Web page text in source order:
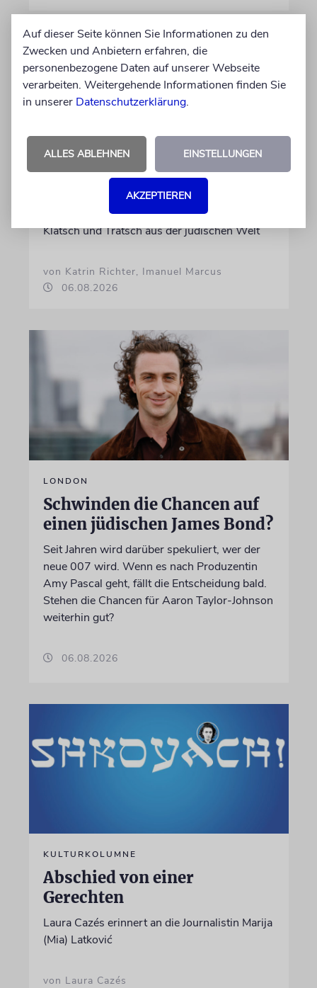
GEHEIMNISSE & GESTÄNDNISSE
Klatsch und Tratsch aus der jüdischen Welt
von Katrin Richter, Imanuel Marcus
06.08.2026
LONDON
Schwinden die Chancen auf
einen jüdischen James Bond?
Seit Jahren wird darüber spekuliert, wer der
neue 007 wird. Wenn es nach Produzentin
Amy Pascal geht, fällt die Entscheidung bald.
Stehen die Chancen für Aaron Taylor-Johnson
weiterhin gut?
06.08.2026
KULTURKOLUMNE
Abschied von einer
Gerechten
Laura Cazés erinnert an die Journalistin Marija
(Mia) Latković
von Laura Cazés
Auf dieser Seite können Sie Informationen zu den
Zwecken und Anbietern erfahren, die
personenbezogene Daten auf unserer Webseite
verarbeiten. Weitergehende Informationen finden Sie
in unserer Datenschutzerklärung.
ALLES ABLEHNEN EINSTELLUNGEN
AKZEPTIEREN